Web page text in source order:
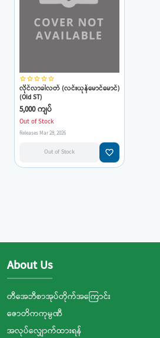
star_borderstar_borderstar_borderstar_borderstar_border
လိုင်လာခါလတ် (လင်းယုန်မောင်မောင်)
(Old ST)
5,000 ကျပ်
Out of Stock
Releases Mar 28, 2026
Out of Stock favorite_border
About Us
တီအေဘီစာအုပ်တိုက်အကြောင်း
ဇောတိကကုမ္ပဏီ
အလုပ်လျှောက်ထားရန်